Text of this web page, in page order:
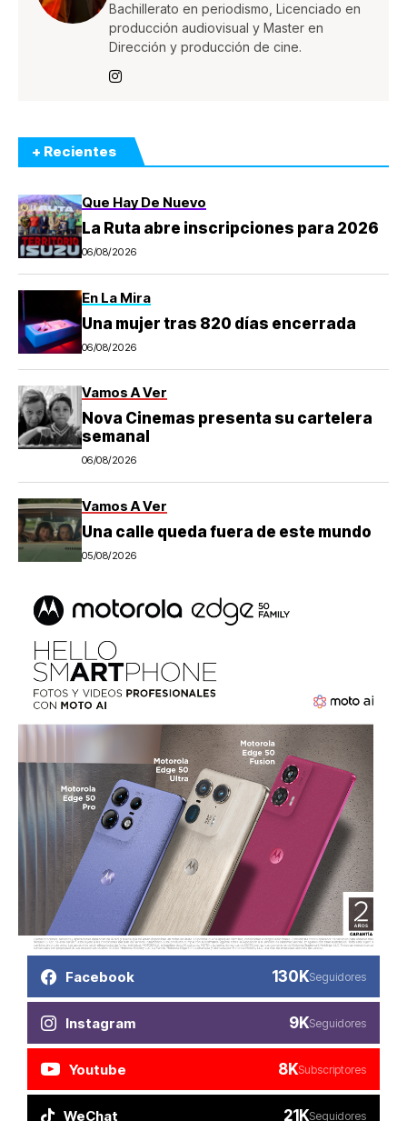
Bachillerato en periodismo, Licenciado en
producción audiovisual y Master en
Dirección y producción de cine.
+ Recientes
Que Hay De Nuevo
La Ruta abre inscripciones para 2026
06/08/2026
En La Mira
Una mujer tras 820 días encerrada
06/08/2026
Vamos A Ver
Nova Cinemas presenta su cartelera
semanal
06/08/2026
Vamos A Ver
Una calle queda fuera de este mundo
05/08/2026
Facebook 130KSeguidores
Instagram 9KSeguidores
Youtube 8KSubscriptores
WeChat 21KSeguidores